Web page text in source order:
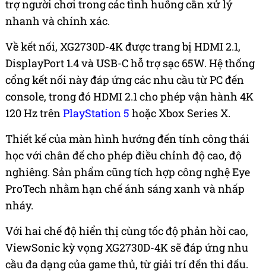
trợ người chơi trong các tình huống cần xử lý
nhanh và chính xác.
Về kết nối, XG2730D-4K được trang bị HDMI 2.1,
DisplayPort 1.4 và USB-C hỗ trợ sạc 65W. Hệ thống
cổng kết nối này đáp ứng các nhu cầu từ PC đến
console, trong đó HDMI 2.1 cho phép vận hành 4K
120 Hz trênPlayStation 5 hoặc Xbox Series X.
Thiết kế của màn hình hướng đến tính công thái
học với chân đế cho phép điều chỉnh độ cao, độ
nghiêng. Sản phẩm cũng tích hợp công nghệ Eye
ProTech nhằm hạn chế ánh sáng xanh và nhấp
nháy.
Với hai chế độ hiển thị cùng tốc độ phản hồi cao,
ViewSonic kỳ vọng XG2730D-4K sẽ đáp ứng nhu
cầu đa dạng của game thủ, từ giải trí đến thi đấu.